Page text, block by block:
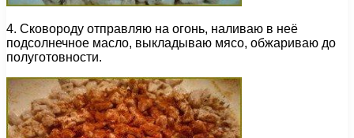
4. Сковороду отправляю на огонь, наливаю в неё
подсолнечное масло, выкладываю мясо, обжариваю до
полуготовности.